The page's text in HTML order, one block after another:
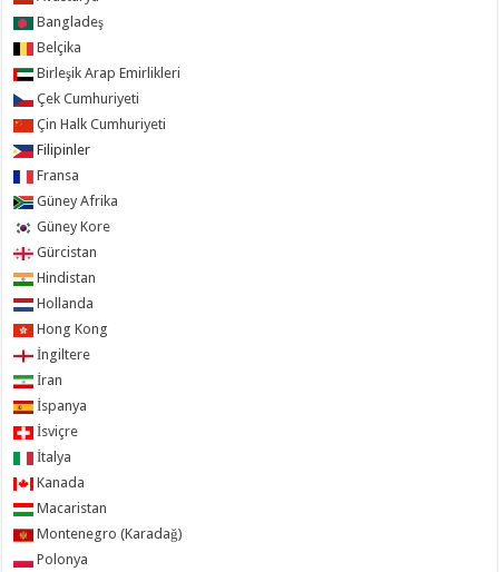
Bangladeş
Belçika
Birleşik Arap Emirlikleri
Çek Cumhuriyeti
Çin Halk Cumhuriyeti
Filipinler
Fransa
Güney Afrika
Güney Kore
Gürcistan
Hindistan
Hollanda
Hong Kong
İngiltere
İran
İspanya
İsviçre
İtalya
Kanada
Macaristan
Montenegro (Karadağ)
Polonya